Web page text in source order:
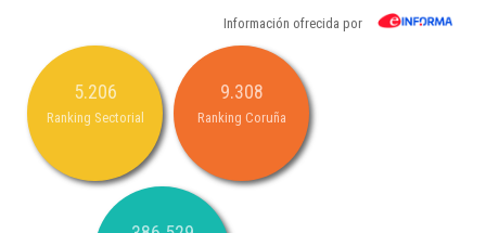
Información ofrecida por
5.206
Ranking Sectorial
9.308
Ranking Coruña